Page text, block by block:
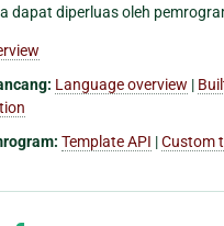
dapat diperluas oleh
Language overview |
Template API |Custom